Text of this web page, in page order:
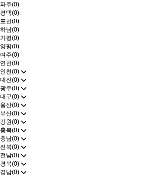
파주(0)
평택(0)
포천(0)
하남(0)
가평(0)
양평(0)
여주(0)
연천(0)
인천(0)
대전(0)
광주(0)
대구(0)
울산(0)
부산(0)
강원(0)
충북(0)
충남(0)
전북(0)
전남(0)
경북(0)
경남(0)